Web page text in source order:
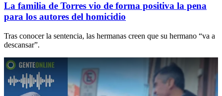
La familia de Torres vio de forma positiva la pena
para los autores del homicidio
Tras conocer la sentencia, las hermanas creen que su hermano “va a
descansar”.